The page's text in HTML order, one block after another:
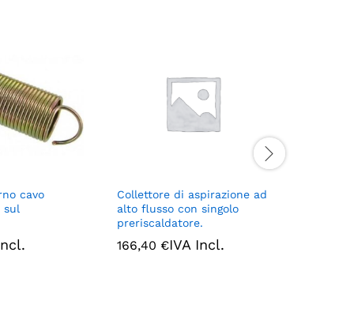
cavo
sul
Collettore di aspirazione ad
alto flusso con singolo
preriscaldatore.
166,40 €IVA Incl.